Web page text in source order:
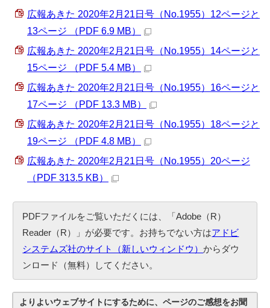
広報あきた 2020年2月21日号（No.1955）12ページと
13ページ （PDF 6.9 MB）
広報あきた 2020年2月21日号（No.1955）14ページと
15ページ （PDF 5.4 MB）
広報あきた 2020年2月21日号（No.1955）16ページと
17ページ （PDF 13.3 MB）
広報あきた 2020年2月21日号（No.1955）18ページと
19ページ （PDF 4.8 MB）
広報あきた 2020年2月21日号（No.1955）20ページ
（PDF 313.5 KB）
PDFファイルをご覧いただくには、「Adobe（R）
Reader（R）」が必要です。お持ちでない方はアドビ
システムズ社のサイト（新しいウィンドウ）からダウ
ンロード（無料）してください。
よりよいウェブサイトにするために、ページのご感想をお聞